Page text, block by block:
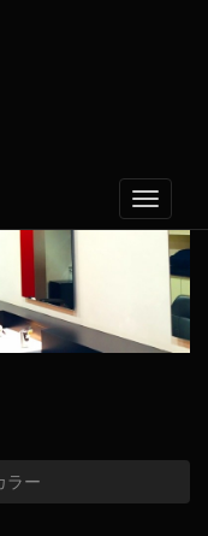
Toggle
ラー